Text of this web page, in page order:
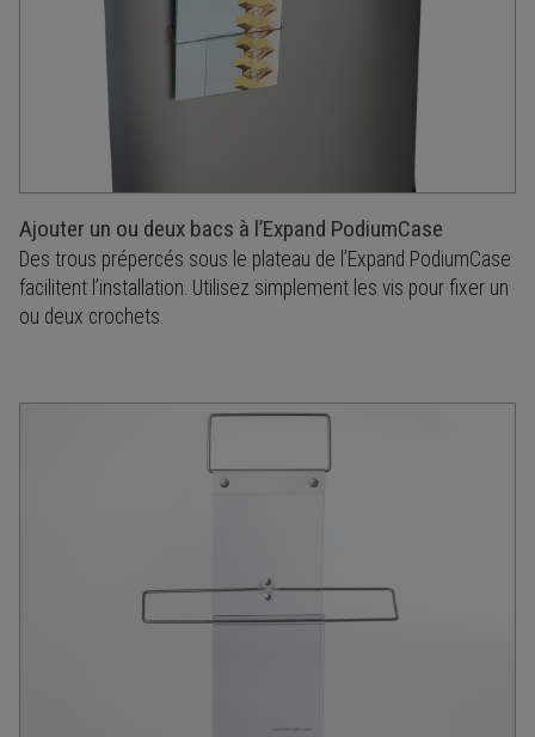
Ajouter un ou deux bacs à l’Expand PodiumCase
Des trous prépercés sous le plateau de l’Expand PodiumCase
facilitent l’installation. Utilisez simplement les vis pour fixer un
ou deux crochets.